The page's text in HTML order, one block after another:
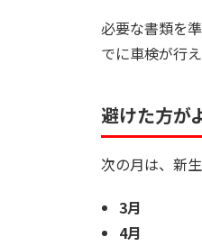
必要な書類を
でに車検が行
避けた方が
次の月は、新
3月
4月